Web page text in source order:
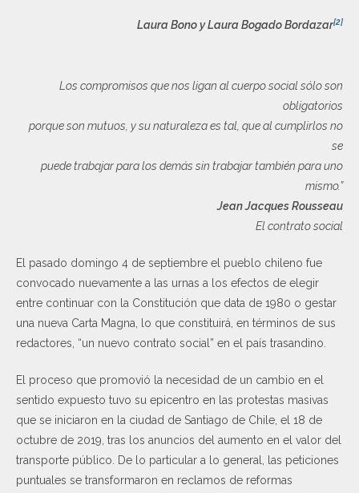
Laura Bono y Laura Bogado Bordazar[2]
Los compromisos que nos ligan al cuerpo social sólo son
obligatorios
porque son mutuos, y su naturaleza es tal, que al cumplirlos no
se
puede trabajar para los demás sin trabajar también para uno
mismo.”
Jean Jacques Rousseau
El contrato social
El pasado domingo 4 de septiembre el pueblo chileno fue
convocado nuevamente a las urnas a los efectos de elegir
entre continuar con la Constitución que data de 1980 o gestar
una nueva Carta Magna, lo que constituirá, en términos de sus
redactores, “un nuevo contrato social” en el país trasandino.
El proceso que promovió la necesidad de un cambio en el
sentido expuesto tuvo su epicentro en las protestas masivas
que se iniciaron en la ciudad de Santiago de Chile, el 18 de
octubre de 2019, tras los anuncios del aumento en el valor del
transporte público. De lo particular a lo general, las peticiones
puntuales se transformaron en reclamos de reformas